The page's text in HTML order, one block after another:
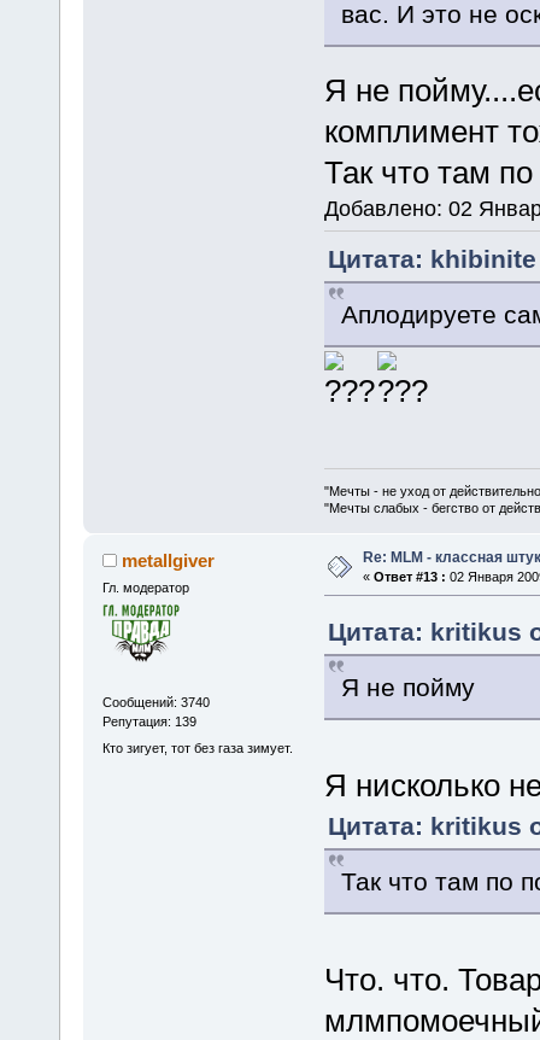
вас. И это не
Я не
комплимент
Так что там
Добавлено: 02
Цитата:
Аплодируете
"Мечты - не уход от
"Мечты слабых - бегство от
metallgiver
Гл. модератор
Сообщений: 3740
Репутация: 139
Кто зигует, тот без газа зимует.
Re: MLM - классная
« Ответ #13 : 02 Января
Цитата: kritikus
Я не пойму
Я нисколько
Цитата: kritikus
Так что там по
Что. что.